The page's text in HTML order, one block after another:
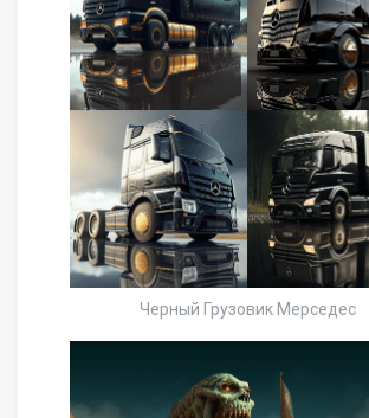
Черный Грузовик Мерседес